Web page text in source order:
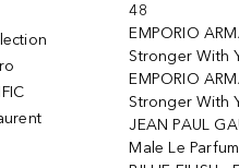
48
EMPORIO
Stronger With
EMPORIO
Stronger With
JEAN PAUL
Male Le Parfum